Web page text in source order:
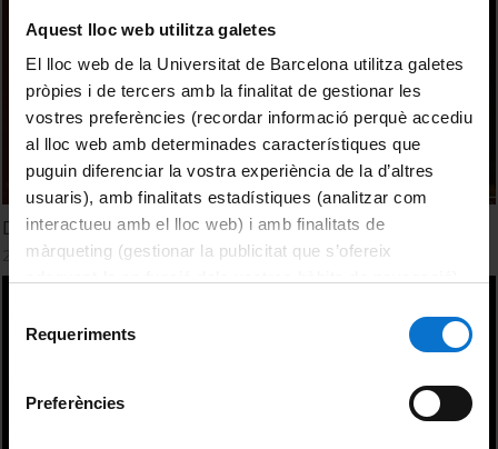
Aquest lloc web utilitza galetes
El lloc web de la Universitat de Barcelona utilitza galetes
pròpies i de tercers amb la finalitat de gestionar les
vostres preferències (recordar informació perquè accediu
al lloc web amb determinades característiques que
puguin diferenciar la vostra experiència de la d’altres
usuaris), amb finalitats estadístiques (analitzar com
interactueu amb el lloc web) i amb finalitats de
màrqueting (gestionar la publicitat que s’ofereix
consultar laPolítica de galetes del lloc web de la
Requeriments
Preferències
Dataismo
29 November, 2016